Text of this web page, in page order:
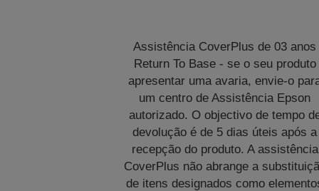
Assistência CoverPlus de 03 anos
Return To Base - se o seu produto
apresentar uma avaria, envie-o
um centro de Assistência Epson
autorizado. O objectivo de tempo
devolução é de 5 dias úteis após a
recepção do produto. A assistência
CoverPlus não abrange a
de itens designados como